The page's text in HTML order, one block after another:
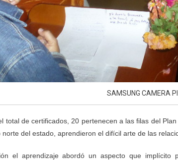
SAMSUNG CAMERA
total de certificados, 20 pertenecen a las filas del
del estado, aprendieron el difícil arte de las
el aprendizaje abordó un aspecto que implícito